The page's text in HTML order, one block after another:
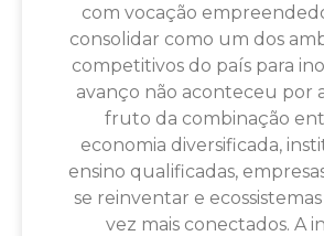
com vocação
consolidar como um dos
competitivos do país para
avanço não aconteceu por
fruto da combinação
economia diversificada,
ensino qualificadas,
se reinventar e
vez mais conectados. A